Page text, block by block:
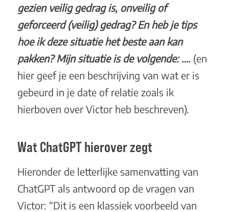
gezien veilig gedrag is, onveilig of
geforceerd (veilig) gedrag? En heb je tips
hoe ik deze situatie het beste aan kan
pakken? Mijn situatie is de volgende: ….(en
hier geef je een beschrijving van wat er is
gebeurd in je date of relatie zoals ik
hierboven over Victor heb beschreven).
Wat ChatGPT hierover zegt
Hieronder de letterlijke samenvatting van
ChatGPT als antwoord op de vragen van
Victor: “Dit is een klassiek voorbeeld van